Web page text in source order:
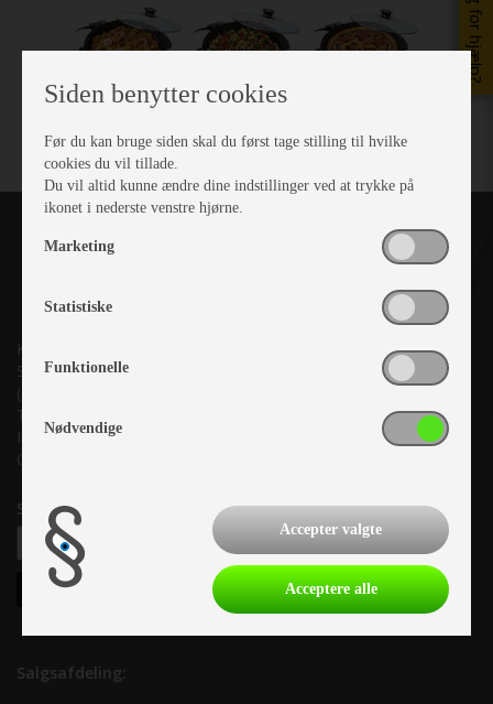
Brug for hjælp?
Kronjyllands Camping Center A/S
Suderholmen 10, 8960 Randers SØ
(Lige ud til Grenåvej)
Tlf. +45 87 10 98 70
Info@as-kcc.dk
CVR: 33 38 77 33
Samtykke til nyhedsbrev
Salgsafdeling:
Siden benytter cookies
Før du kan bruge siden skal du først tage stilling til hvilke
cookies du vil tillade.
Du vil altid kunne ændre dine indstillinger ved at trykke på
ikonet i nederste venstre hjørne.
Marketing
Statistiske
Funktionelle
Nødvendige
Accepter valgte
Acceptere alle